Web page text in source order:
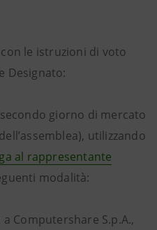
le istruzioni di voto
Designato:
giorno di mercato
utilizzando
al rappresentante
modalità:
Computershare S.p.A.,